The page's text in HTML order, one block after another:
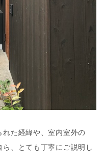
れた経緯や、室内室外の
、とても丁寧にご説明し